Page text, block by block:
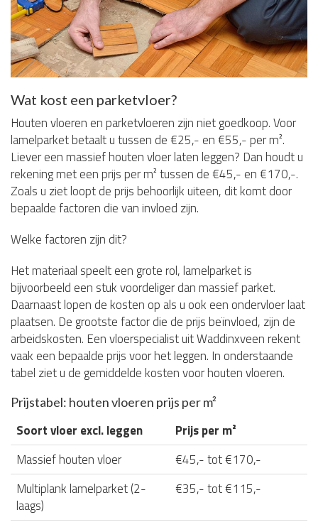
Wat kost een parketvloer?
Houten vloeren en parketvloeren zijn niet goedkoop. Voor
lamelparket betaalt u tussen de €25,- en €55,- per m².
Liever een massief houten vloer laten leggen? Dan houdt u
rekening met een prijs per m² tussen de €45,- en €170,-.
Zoals u ziet loopt de prijs behoorlijk uiteen, dit komt door
bepaalde factoren die van invloed zijn.
Welke factoren zijn dit?
Het materiaal speelt een grote rol, lamelparket is
bijvoorbeeld een stuk voordeliger dan massief parket.
Daarnaast lopen de kosten op als u ook een ondervloer laat
plaatsen. De grootste factor die de prijs beïnvloed, zijn de
arbeidskosten. Een vloerspecialist uit Waddinxveen rekent
vaak een bepaalde prijs voor het leggen. In onderstaande
tabel ziet u de gemiddelde kosten voor houten vloeren.
Prijstabel: houten vloeren prijs per m²
Soort vloer excl. leggen
Prijs per m²
Massief houten vloer
€45,- tot €170,-
Multiplank lamelparket (2-
laags)
€35,- tot €115,-